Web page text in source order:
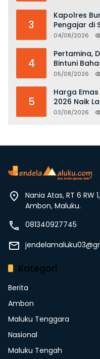
3
Kapolres
Pengajar di
Hukum dan
04/08/2026
4
Pertamina,
Bintuni
dan LPG
05/08/2026
5
Harga
2026 Naik
Juta
03/08/2026
Nania Atas, RT 6 RW
Ambon, Maluku.
081340927745
Kategori
Berita
Ambon
Maluku Tenggara
Nasional
Maluku Tengah